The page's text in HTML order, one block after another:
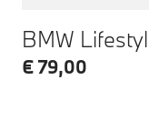
BMW
€ 79,00